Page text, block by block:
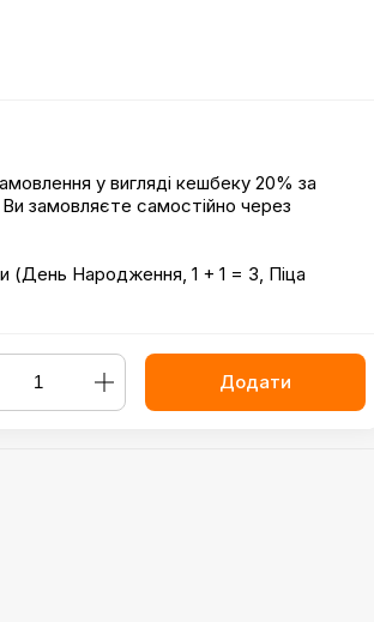
у вигляді кешбеку 20% за
замовляєте самостійно через
(День Народження, 1 + 1 = 3, Піца
Додати